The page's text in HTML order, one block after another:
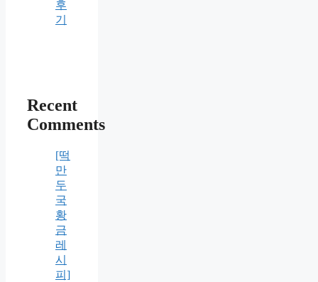
후
기
Recent
Comments
[떡
만
두
국
황
금
레
시
피]